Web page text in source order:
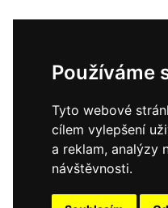
Používáme
Tyto webové
cílem vylepšení
a reklam, analýzy
návštěvnosti.